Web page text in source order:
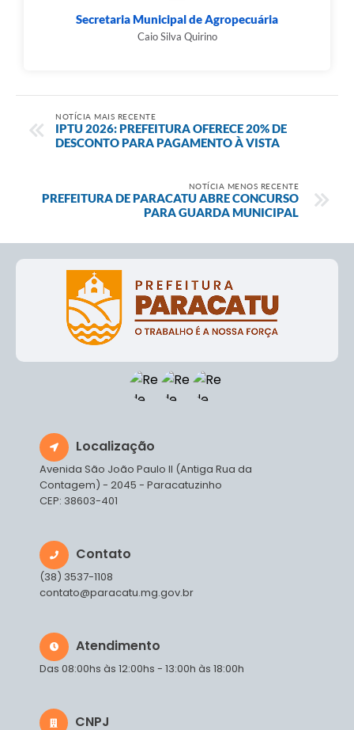
Secretaria Municipal de Agropecuária
Caio Silva Quirino
NOTÍCIA MAIS RECENTE
IPTU 2026: PREFEITURA OFERECE 20% DE
DESCONTO PARA PAGAMENTO À VISTA
NOTÍCIA MENOS RECENTE
PREFEITURA DE PARACATU ABRE CONCURSO
PARA GUARDA MUNICIPAL
Localização
Avenida São João Paulo II (Antiga Rua da
Contagem) - 2045 - Paracatuzinho
CEP: 38603-401
Contato
(38) 3537-1108
contato@paracatu.mg.gov.br
Atendimento
Das 08:00hs às 12:00hs - 13:00h às 18:00h
CNPJ